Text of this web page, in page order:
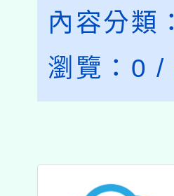
內容分類：
瀏覽： 0 /